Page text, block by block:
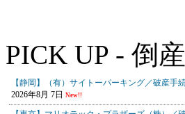
PICK UP - 倒産